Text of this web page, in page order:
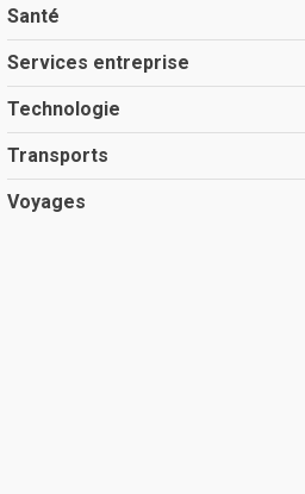
Santé
Services entreprise
Technologie
Transports
Voyages